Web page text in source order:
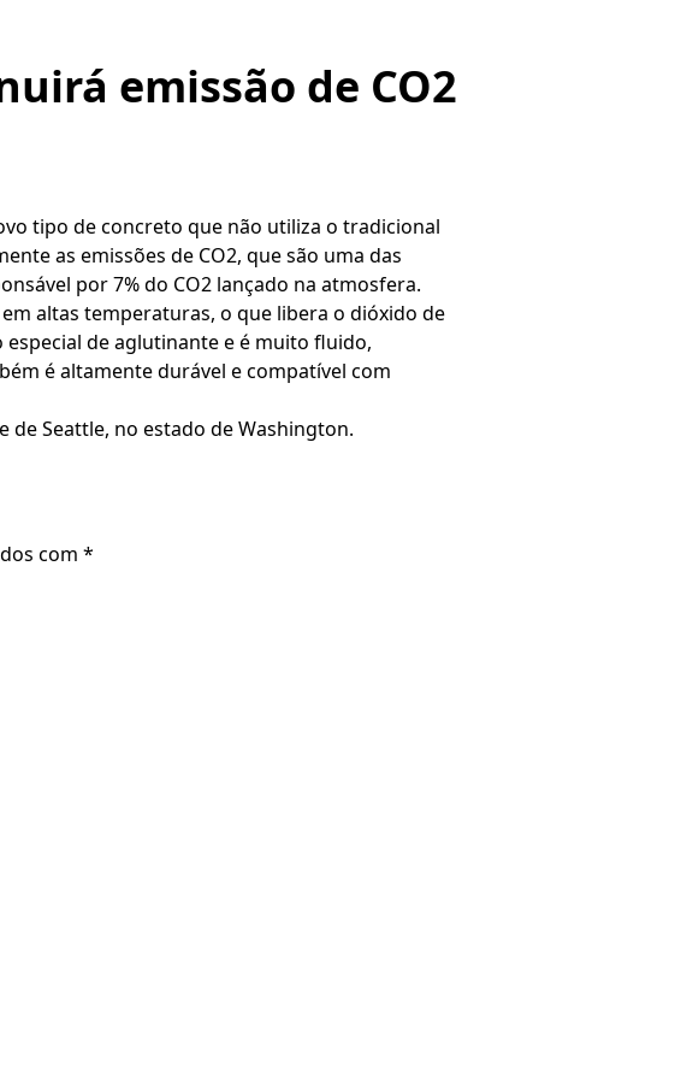
emissão de CO2
tipo de concreto que não utiliza o tradicional
as emissões de CO2, que são uma das
por 7% do CO2 lançado na atmosfera.
altas temperaturas, o que libera o dióxido de
de aglutinante e é muito fluido,
é altamente durável e compatível com
Seattle, no estado de Washington.
com *